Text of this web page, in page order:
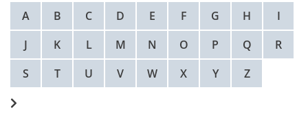
A B C D E F G H
I
J
K L M N O P Q
R
S
T U V W X Y Z